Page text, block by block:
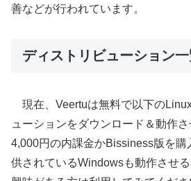
善などが行われています。
ディストリビューション
現在、Veertuは無料で以下の
ューションをダウンロード＆動作さ
4,000円の内課金かBissiness版を購
供されているWindowsも動作させる